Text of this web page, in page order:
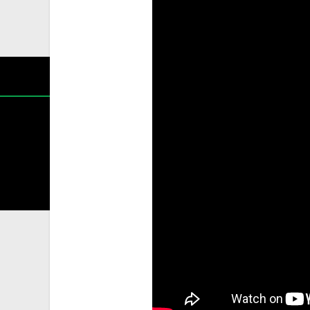
За секоја форма на распространување,